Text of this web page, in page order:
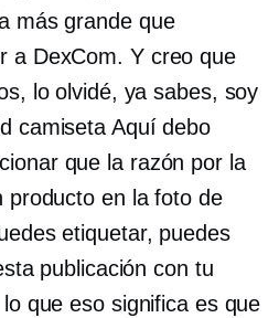
más grande que
a DexCom. Y creo que
lo olvidé, ya sabes, soy
camiseta Aquí debo
que la razón por la
producto en la foto de
etiquetar, puedes
publicación con tu
que eso significa es que